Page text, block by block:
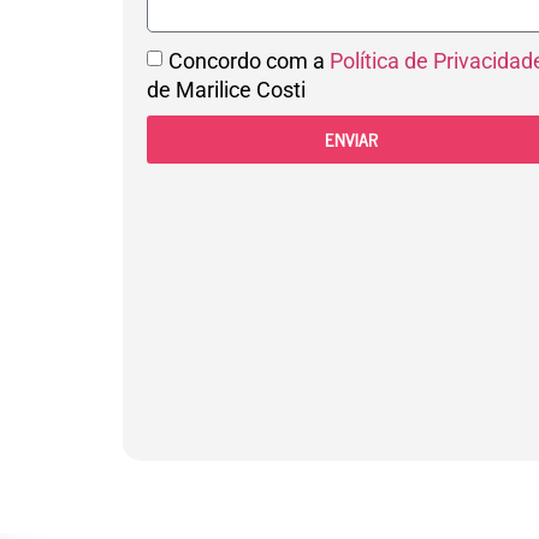
Concordo com a Política de
de Marilice Costi
ENVIAR